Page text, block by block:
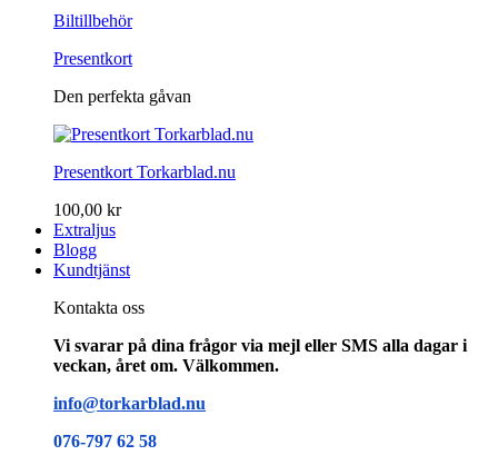
Biltillbehör
Presentkort
Den perfekta gåvan
Presentkort Torkarblad.nu
100,00 kr
Extraljus
Blogg
Kundtjänst
Kontakta oss
Vi svarar på dina frågor via mejl eller SMS alla dagar i
veckan, året om. Välkommen.
info@torkarblad.nu
076-797 62 58